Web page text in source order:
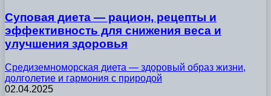
Суповая диета — рацион, рецепты и
эффективность для снижения веса и
улучшения здоровья
Средиземноморская диета — здоровый образ жизни,
долголетие и гармония с природой
02.04.2025